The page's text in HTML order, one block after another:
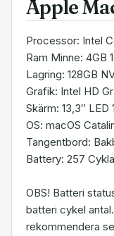
Apple
Processor: Intel
Ram Minne: 4GB
Lagring: 128GB
Grafik: Intel HD
Skärm: 13,3″ LED
OS: macOS
Tangentbord:
Battery: 257
OBS! Batteri
batteri cykel
rekommendera